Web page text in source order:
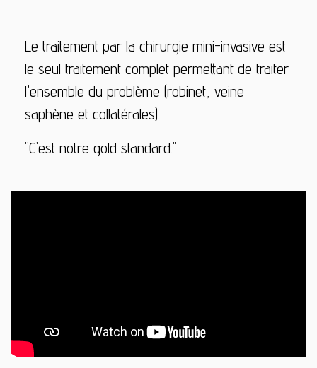
Le traitement par la chirurgie mini-invasive est
le seul traitement complet permettant de traiter
l'ensemble du problème (robinet, veine
saphène et collatérales).
"C'est notre gold standard."